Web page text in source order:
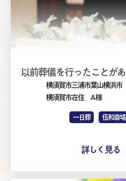
横須賀市三浦市葉山横浜市
横須賀市在住 A 様
一日葬 伍和斎場
詳しく見る